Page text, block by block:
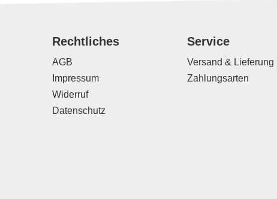
Rechtliches
AGB
Impressum
Widerruf
Datenschutz
Service
Versand & Lieferung
Zahlungsarten